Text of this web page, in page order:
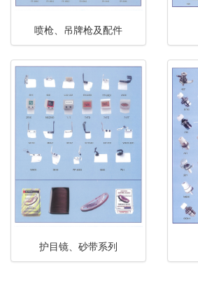
喷枪、吊牌枪及配件
护目镜、砂带系列